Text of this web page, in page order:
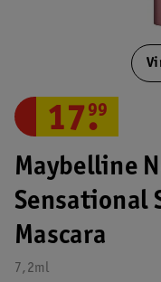
Maybelline
Sensational
Mascara
7,2ml
17.
99